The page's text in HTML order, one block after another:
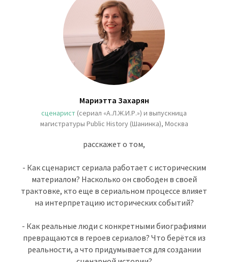
Мариэтта Захарян
сценарист (сериал «А.Л.Ж.И.Р.») и выпускница
магистратуры Public History (Шанинка), Москва
расскажет о том,
- Как сценарист сериала работает с историческим
материалом? Насколько он свободен в своей
трактовке, кто еще в сериальном процессе влияет
на интерпретацию исторических событий?
- Как реальные люди с конкретными биографиями
превращаются в героев сериалов? Что берётся из
реальности, а что придумывается для создании